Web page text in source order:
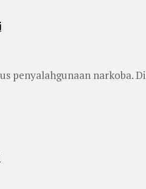
penyalahgunaan narkoba.